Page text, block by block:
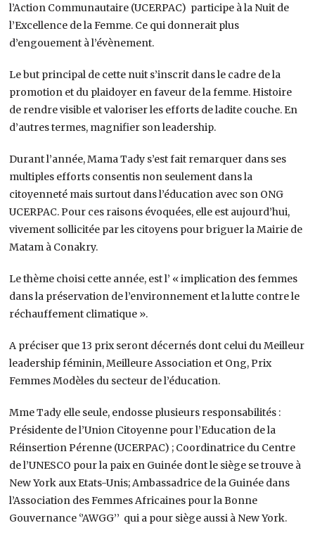
l’Action Communautaire (UCERPAC) participe à la Nuit de
l’Excellence de la Femme. Ce qui donnerait plus
d’engouement à l’évènement.
Le but principal de cette nuit s’inscrit dans le cadre de la
promotion et du plaidoyer en faveur de la femme. Histoire
de rendre visible et valoriser les efforts de ladite couche. En
d’autres termes, magnifier son leadership.
Durant l’année, Mama Tady s’est fait remarquer dans ses
multiples efforts consentis non seulement dans la
citoyenneté mais surtout dans l’éducation avec son ONG
UCERPAC. Pour ces raisons évoquées, elle est aujourd’hui,
vivement sollicitée par les citoyens pour briguer la Mairie de
Matam à Conakry.
Le thème choisi cette année, est l’ « implication des femmes
dans la préservation de l’environnement et la lutte contre le
réchauffement climatique ».
A préciser que 13 prix seront décernés dont celui du Meilleur
leadership féminin, Meilleure Association et Ong, Prix
Femmes Modèles du secteur de l’éducation.
Mme Tady elle seule, endosse plusieurs responsabilités :
Présidente de l’Union Citoyenne pour l’Education de la
Réinsertion Pérenne (UCERPAC) ; Coordinatrice du Centre
de l’UNESCO pour la paix en Guinée dont le siège se trouve à
New York aux Etats-Unis; Ambassadrice de la Guinée dans
l’Association des Femmes Africaines pour la Bonne
Gouvernance ‘’AWGG’’ qui a pour siège aussi à New York.